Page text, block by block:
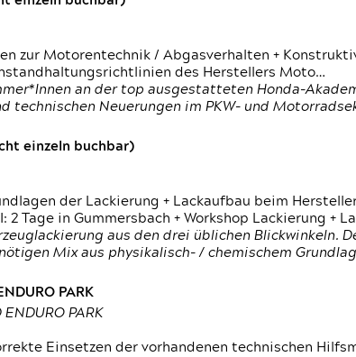
zur Motorentechnik / Abgasverhalten +
des Herstellers Moto…
an der top ausgestatteten Honda-
technischen Neuerungen im PKW- und
einzeln buchbar)
der Lackierung + Lackaufbau beim
Tage in Gummersbach + Workshop Lackierung +
aus den drei üblichen Blickwinkeln.
Mix aus physikalisch- / chemischem
PARK
PARK
Einsetzen der vorhandenen technischen